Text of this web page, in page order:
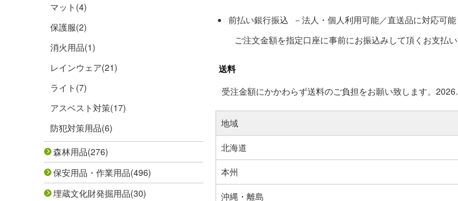
マット (4)
保護服(2)
消火用品(1)
レインウェア(21)
ライト (7)
アスベスト対策(17)
防犯対策用品(6)
森林用品(276)
保安用品・作業用品(496)
埋蔵文化財発掘用品(30)
前払い銀行振込 －法人・個人利用可能／直送品に対応可能
ご注文金額を指定口座に事前にお振込みして頂くお支払い
送料
受注金額にかかわらず送料のご負担をお願い致します。
地域
北海道
本州
沖縄・離島